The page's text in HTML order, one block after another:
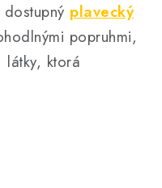
plavecký
popruhmi,
látky, ktorá